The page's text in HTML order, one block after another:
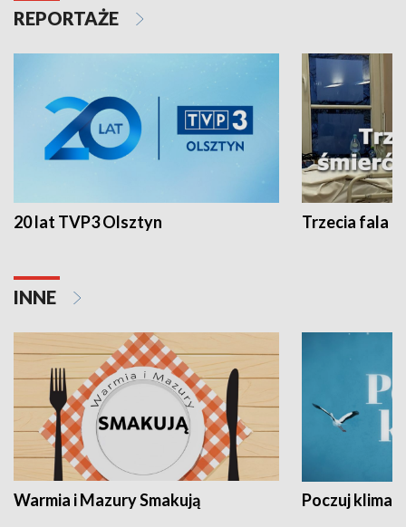
REPORTAŻE
20 lat TVP3 Olsztyn Trzecia fala -
INNE
Warmia i Mazury Smakują Poczuj klimat